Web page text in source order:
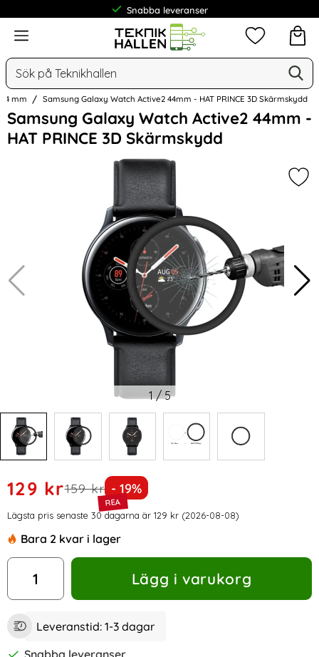
Snabba leveranser
Frakt från 19 kr
Meny
Sök
Mina
mm Samsung Galaxy Watch Active2 44mm - HAT PRINCE 3D Skärmskydd
Samsung Galaxy Watch Active2 44mm -
HAT PRINCE 3D Skärmskydd
Hoppa
över
Bilder
1/5
Handla denna produkt Samsung Galaxy Watch Active2
rea pris
129 krtidigare pris
159 kr Priset är nedsatt med
- 19%
Prishistorik
Lägsta pris senaste 30 dagarna är 129 kr (2026-08-08)
Bara 2 kvar i lager
antal
Lägg i varukorg
Leveranstid: 1-3 dagar
Snabba leveranser